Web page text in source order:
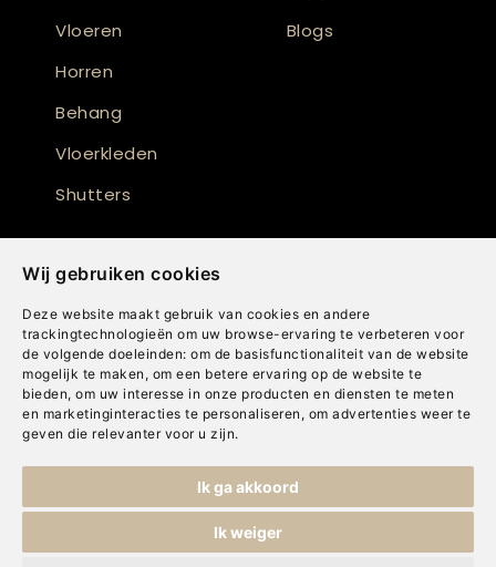
Wij gebruiken cookies
Deze website maakt gebruik van cookies en andere
trackingtechnologieën om uw browse-ervaring te verbeteren voor
de volgende doeleinden: om de basisfunctionaliteit van de website
mogelijk te maken , om een betere ervaring op de website te
bieden, om uw interesse in onze producten en diensten te meten
en marketinginteracties te personaliseren , om advertenties weer te
geven die relevanter voor u zijn.
Ik ga akkoord
Ik weiger
Vloeren
Horren
Behang
Vloerkleden
Shutters
Blogs
Cookies